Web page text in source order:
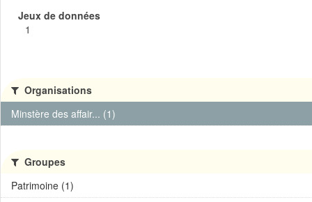
Jeux de données
1
Organisations
Minstère des affair... (1)
Groupes
Patrimoine (1)